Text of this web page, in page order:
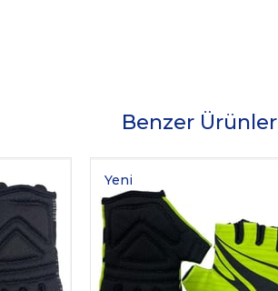
Benzer Ürünler
Yeni
Ürün